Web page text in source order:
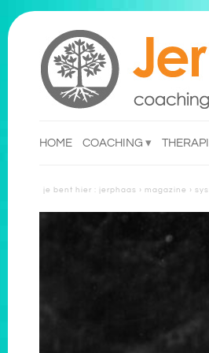
HOME COACHING
je bent hier : jerphaas › magazine ›